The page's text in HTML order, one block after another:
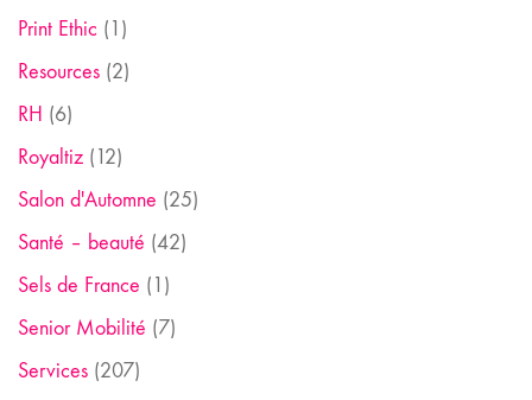
Print Ethic (1)
Resources (2)
RH (6)
Royaltiz (12)
Salon d'Automne (25)
Santé – beauté (42)
Sels de France (1)
Senior Mobilité (7)
Services (207)